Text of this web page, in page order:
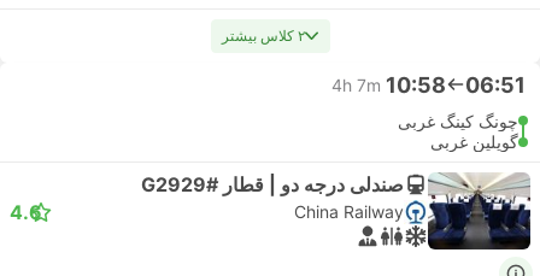
۲ کلاس بیشتر
06:51
10:58
4h 7m
چونگ کینگ غربی
گویلین غربی
صندلی درجه دو | قطار #G2929
China Railway
4.6